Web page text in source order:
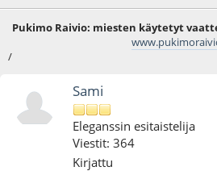
Pukimo Raivio: miesten käytetyt
/
Sami
Eleganssin esitaistelija
Viestit: 364
Kirjattu